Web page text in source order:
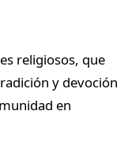
religiosos, que
y devoción
en